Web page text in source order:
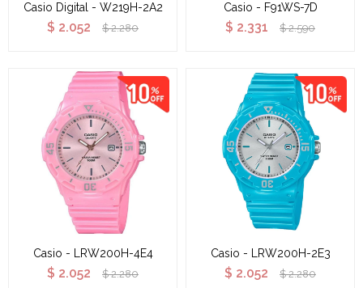
Casio Digital - W219H-2A2
$ 2.052 $ 2.280
Casio - F91WS-7D
$ 2.331 $ 2.590
Casio - LRW200H-4E4
$ 2.052 $ 2.280
Casio - LRW200H-2E3
$ 2.052 $ 2.280